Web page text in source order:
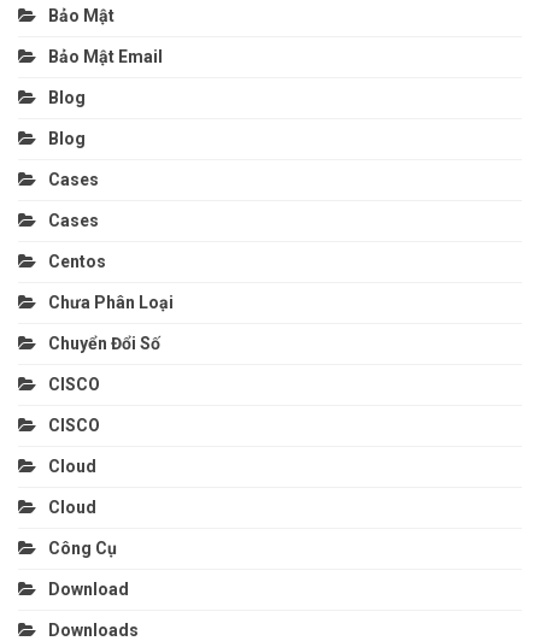
Bảo Mật
Bảo Mật Email
Blog
Blog
Cases
Cases
Centos
Chưa Phân Loại
Chuyển Đổi Số
CISCO
CISCO
Cloud
Cloud
Công Cụ
Download
Downloads